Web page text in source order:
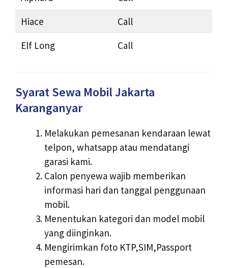
Hiace
Call
Elf Long
Call
Syarat Sewa Mobil Jakarta
Karanganyar
Melakukan pemesanan kendaraan lewat
telpon, whatsapp atau mendatangi
garasi kami.
Calon penyewa wajib memberikan
informasi hari dan tanggal penggunaan
mobil.
Menentukan kategori dan model mobil
yang diinginkan.
Mengirimkan foto KTP,SIM,Passport
pemesan.